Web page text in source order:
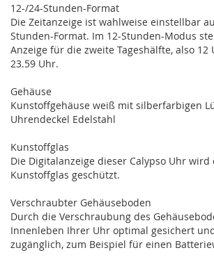
12-/24-Stunden-Format
Die Zeitanzeige ist wahlweise einstellbar
Stunden-Format. Im 12-Stunden-Modus
Anzeige für die zweite Tageshälfte, also 12
23.59 Uhr.
Gehäuse
Kunstoffgehäuse weiß mit silberfarbigen
Uhrendeckel Edelstahl
Kunstoffglas
Die Digitalanzeige dieser Calypso Uhr
Kunstoffglas geschützt.
Verschraubter Gehäuseboden
Durch die Verschraubung des
Innenleben Ihrer Uhr optimal gesichert
zugänglich, zum Beispiel für einen